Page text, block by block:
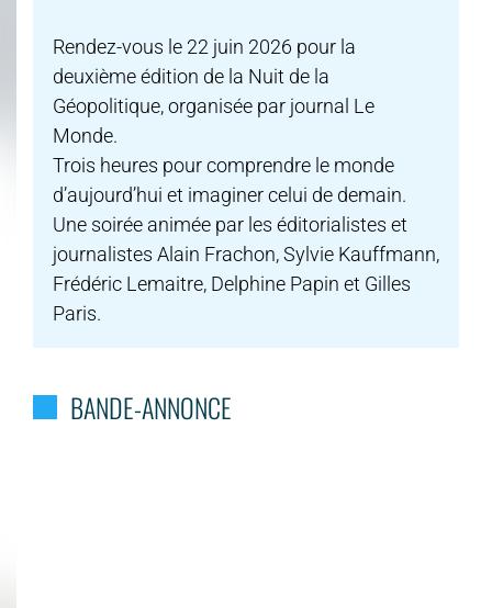
Rendez-vous le 22 juin 2026 pour la
deuxième édition de la Nuit de la
Géopolitique, organisée par journal Le
Monde.
Trois heures pour comprendre le monde
d’aujourd’hui et imaginer celui de demain.
Une soirée animée par les éditorialistes et
journalistes Alain Frachon, Sylvie Kauffmann,
Frédéric Lemaitre, Delphine Papin et Gilles
Paris.
BANDE-ANNONCE